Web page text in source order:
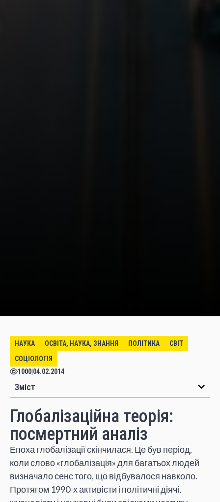
НАУКА ОСВІТА, НАУКА, ЗНАННЯ ПОЛІТИКА
СВІТ
СОЦІОЛОГІЯ
1000 04.02.2014
Зміст
Глобалізаційна теорія:
посмертний аналіз
Епоха глобалізації скінчилася. Це був період,
коли слово «глобалізація» для багатьох людей
визначало сенс того, що відбувалося навколо.
Протягом 1990-х активісти і політичні діячі,